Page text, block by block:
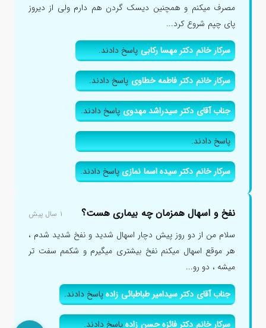
مصرف میکنم و همچنین دیسک گردن هم دارم ولی از دیروز
پای چپم شروع کرد...
سرکار خانم دکتر مهسا رکابیپاسخ دادند.
سرکار خانم دکتر فاطمه خطاویپاسخ دادند.
جناب آقای دکتر سیدراشد مهدویپاسخ دادند.
پاسخ دادند.
سرکار خانم دکتر سیده اسما نمازیپاسخ دادند.
نفخ و اسهال همزمان چه بیماری هست؟ ۱ سال پیش
سلام من از دو روز پیش دچار اسهال شدید و نفخ شدید شدم ،
هر موقع اسهال میکنم نفخ بیشتری میگیرم و شکمم سفت تر
میشه ، دو رو...
جناب آقای دکتر سیدامیر طباطبائی زادهپاسخ دادند.
سرکار خانم دکتر فائزه حسن زادهپاسخ دادند.